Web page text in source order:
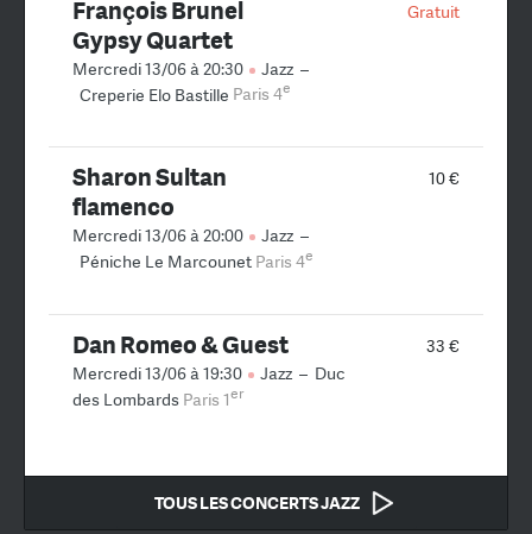
Gratuit
François Brunel
Gypsy Quartet
Mercredi 13/06 à 20:30 Jazz –
Creperie Elo Bastille Paris 4e
10 €
Sharon Sultan
flamenco
Mercredi 13/06 à 20:00 Jazz –
Péniche Le Marcounet Paris 4e
33 €
Dan Romeo & Guest
Mercredi 13/06 à 19:30 Jazz – Duc
des Lombards Paris 1er
TOUS LES CONCERTS JAZZ